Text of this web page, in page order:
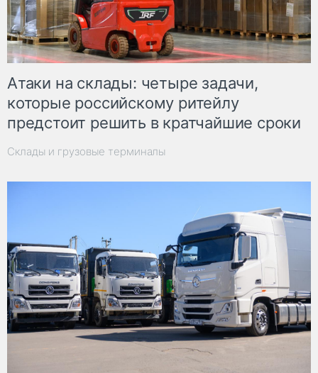
Атаки на склады: четыре задачи,
которые российскому ритейлу
предстоит решить в кратчайшие сроки
Склады и грузовые терминалы